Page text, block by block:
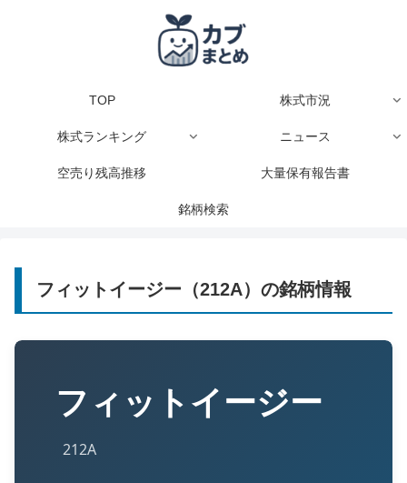
TOP 株式市況
株式ランキング ニュース
空売り残高推移 大量保有報告書
銘柄検索
フィットイージー（212A）の銘柄情報
フィットイージー
212A